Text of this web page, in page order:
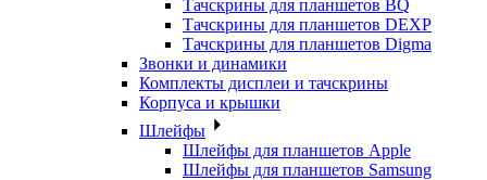
Тачскрины для планшетов BQ
Тачскрины для планшетов DEXP
Тачскрины для планшетов Digma
Звонки и динамики
Комплекты дисплеи и тачскрины
Корпуса и крышки
Шлейфы
Шлейфы для планшетов Apple
Шлейфы для планшетов Samsung